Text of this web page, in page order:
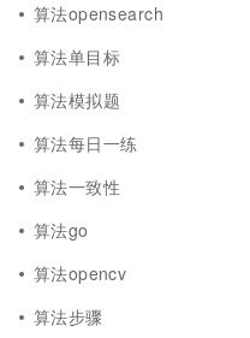
算法opensearch
算法单目标
算法模拟题
算法每日一练
算法一致性
算法go
算法opencv
算法步骤